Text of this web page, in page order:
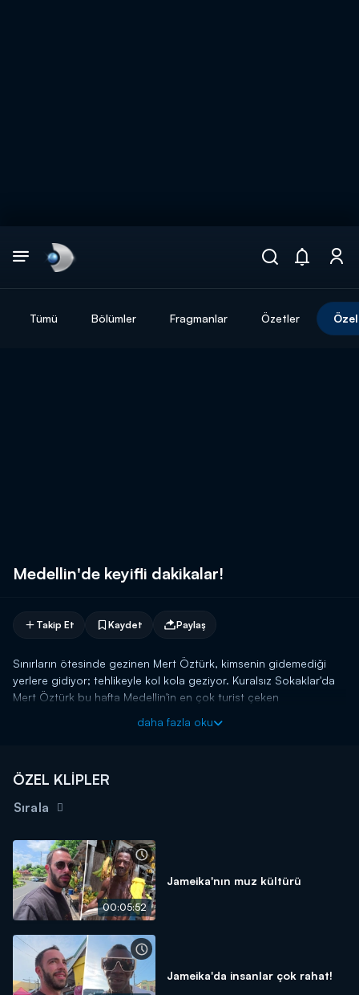
Tümü Bölümler Fragmanlar Özetler
Medellin'de keyifli dakikalar!
Takip Et Kaydet Paylaş
Sınırların ötesinde gezinen Mert Öztürk, kimsenin gidemediği
yerlere gidiyor; tehlikeyle kol kola geziyor. Kuralsız Sokaklar'da
Mert Öztürk bu hafta Medellin'in en çok turist çeken
daha fazla oku
ÖZEL KLİPLER
Sırala
00:05:52
Jameika'nın muz kültürü
Jameika'da insanlar çok rahat!